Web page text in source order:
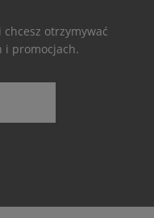
otrzymywać
i promocjach.